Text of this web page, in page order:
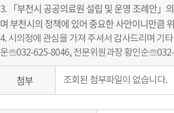
3.
「부천시 공공의료원 설립 및 운영 조례안
며 부천시의 정책에 있어 중요한 사안이니만큼
4. 시의정에 관심을 가져 주셔서 감사드리며 기
운☏032-625-8046, 전문위원과장 황인순
첨부 조회된 첨부파일이 없습니다.